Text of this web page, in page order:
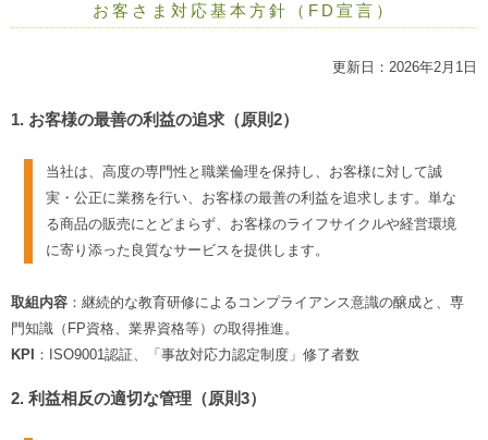
お客さま対応基本方針（FD宣言）
更新日：2026年2月1日
1. お客様の最善の利益の追求（原則2）
当社は、高度の専門性と職業倫理を保持し、お客様に対して誠
実・公正に業務を行い、お客様の最善の利益を追求します。単な
る商品の販売にとどまらず、お客様のライフサイクルや経営環境
に寄り添った良質なサービスを提供します。
取組内容 ：継続的な教育研修によるコンプライアンス意識の醸成と、専
門知識（FP資格、業界資格等）の取得推進。
KPI ：ISO9001認証、「事故対応力認定制度」修了者数
2. 利益相反の適切な管理（原則3）